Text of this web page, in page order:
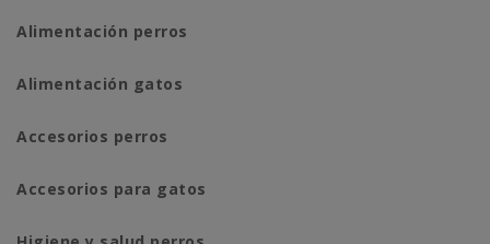
Alimentación perros
Alimentación gatos
Accesorios perros
Accesorios para gatos